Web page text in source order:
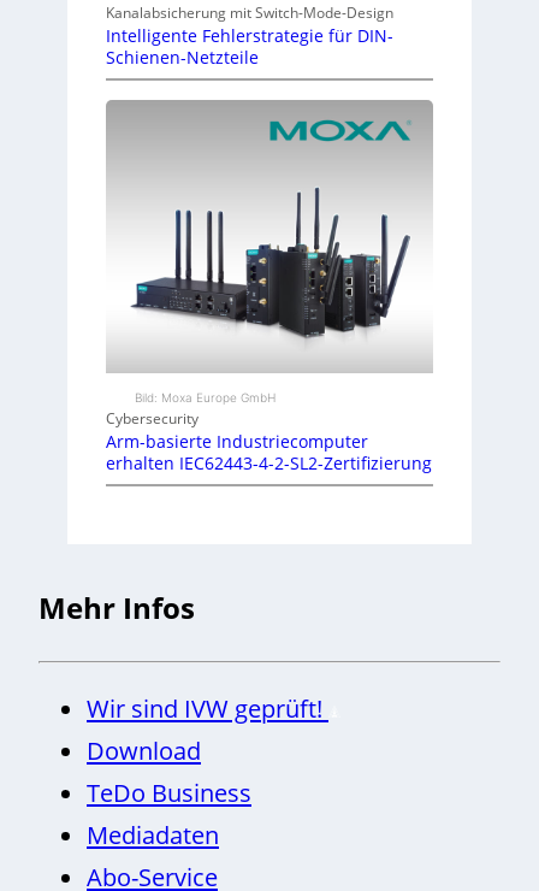
Kanalabsicherung mit Switch-Mode-Design
Intelligente Fehlerstrategie für DIN-
Schienen-Netzteile
Bild: Moxa Europe GmbH
Cybersecurity
Arm-basierte Industriecomputer
erhalten IEC62443-4-2-SL2-Zertifizierung
Mehr Infos
Wir sind IVW geprüft!
Download
TeDo Business
Mediadaten
Abo-Service